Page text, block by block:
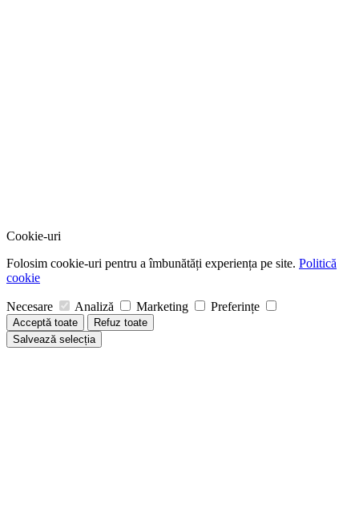
Cookie-uri
Folosim cookie-uri pentru a îmbunătăți experiența pe site. Politică
cookie
Necesare Analiză Marketing Preferințe
Acceptă toate
Refuz toate
Salvează selecția